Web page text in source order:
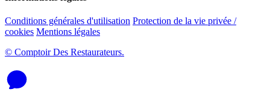
Conditions générales d'utilisation Protection de la vie privée /
cookies Mentions légales
© Comptoir Des Restaurateurs.